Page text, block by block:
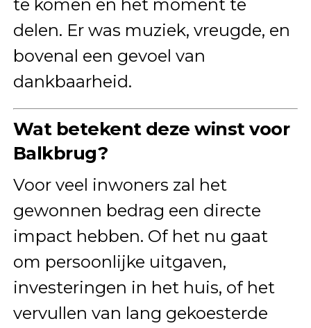
te komen en het moment te
delen. Er was muziek, vreugde, en
bovenal een gevoel van
dankbaarheid.
Wat betekent deze winst voor
Balkbrug?
Voor veel inwoners zal het
gewonnen bedrag een directe
impact hebben. Of het nu gaat
om persoonlijke uitgaven,
investeringen in het huis, of het
vervullen van lang gekoesterde